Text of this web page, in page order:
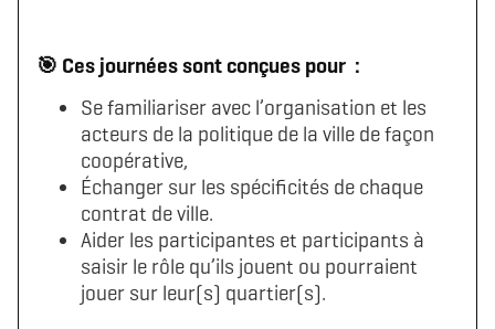
🎯 Ces journées sont conçues pour :
Se familiariser avec l’organisation et les
acteurs de la politique de la ville de façon
coopérative,
Échanger sur les spécificités de chaque
contrat de ville.
Aider les participantes et participants à
saisir le rôle qu’ils jouent ou pourraient
jouer sur leur(s) quartier(s).